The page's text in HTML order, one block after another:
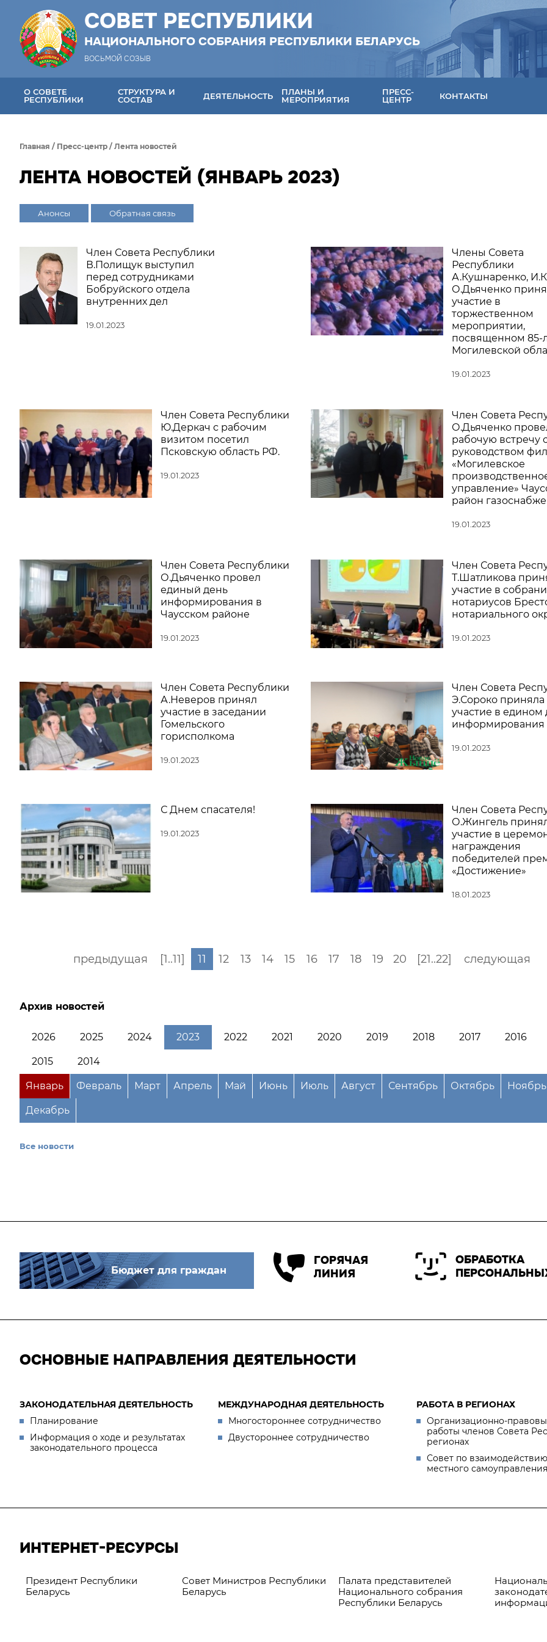
СОВЕТ РЕСПУБЛИКИ
НАЦИОНАЛЬНОГО СОБРАНИЯ РЕСПУБЛИКИ БЕЛАРУСЬ
ВОСЬМОЙ СОЗЫВ
О СОВЕТЕ
РЕСПУБЛИКИ
СТРУКТУРА И
СОСТАВ
ДЕЯТЕЛЬНОСТЬ
ПЛАНЫ И
МЕРОПРИЯТИЯ
ПРЕСС-
ЦЕНТР
КОНТАКТЫ
Главная / Пресс-центр / Лента новостей
ЛЕНТА НОВОСТЕЙ (ЯНВАРЬ 2023)
Анонсы Обратная связь
Член Совета Республики
В.Полищук выступил
перед сотрудниками
Бобруйского отдела
внутренних дел
19.01.2023
Члены Совета
Республики
А.Кушнаренко,
О.Дьяченко
участие в
торжественном
мероприятии,
посвященном 85-
Могилевской
19.01.2023
Член Совета Республики
Ю.Деркач с рабочим
визитом посетил
Псковскую область РФ.
19.01.2023
Член Совета
О.Дьяченко
рабочую встречу
руководством
«Могилевское
управление»
район
19.01.2023
Член Совета Республики
О.Дьяченко провел
единый день
информирования в
Чаусском районе
19.01.2023
Член Совета
Т.Шатликова
участие в
нотариусов
нотариального
19.01.2023
Член Совета Республики
А.Неверов принял
участие в заседании
Гомельского
горисполкома
19.01.2023
Член Совета
Э.Сороко приняла
участие в едином
информирования
19.01.2023
С Днем спасателя!
19.01.2023
Член Совета
О.Жингель
участие в
награждения
победителей
«Достижение»
18.01.2023
предыдущая [1..11] 11 12 13 14 15 16 17 18 19 20 [21..22] следующая
Архив новостей
2026 2025 2024 2023 2022 2021 2020 2019 2018 2017 2016
2015 2014
Январь Февраль Март Апрель Май Июнь Июль Август Сентябрь Октябрь Ноябрь
Декабрь
Все новости
Бюджет для граждан
ГОРЯЧАЯ
ЛИНИЯ
ОБРАБОТКА
ОСНОВНЫЕ НАПРАВЛЕНИЯ ДЕЯТЕЛЬНОСТИ
ЗАКОНОДАТЕЛЬНАЯ ДЕЯТЕЛЬНОСТЬ
Планирование
Информация о ходе и результатах
законодательного процесса
МЕЖДУНАРОДНАЯ ДЕЯТЕЛЬНОСТЬ
Многостороннее сотрудничество
Двустороннее сотрудничество
РАБОТА В РЕГИОНАХ
Организационно-
работы членов Совета
регионах
Совет по
местного самоуправления
ИНТЕРНЕТ-РЕСУРСЫ
Президент Республики
Беларусь
Совет Министров Республики
Беларусь
Палата представителей
Национального собрания
Республики Беларусь